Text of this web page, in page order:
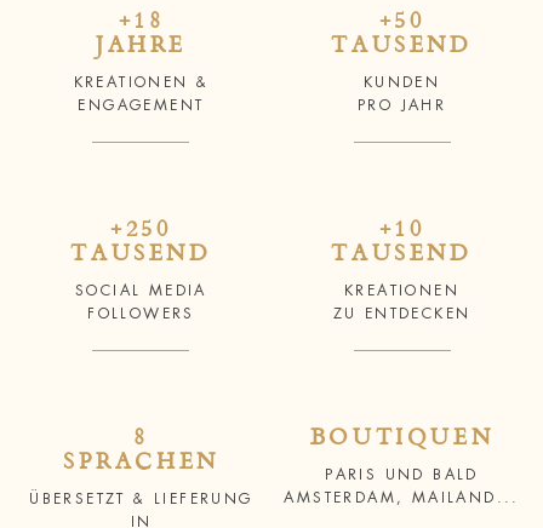
+18
JAHRE
KREATIONEN &
ENGAGEMENT
+50
TAUSEND
KUNDEN
PRO JAHR
+250
TAUSEND
SOCIAL MEDIA
FOLLOWERS
+10
TAUSEND
KREATIONEN
ZU ENTDECKEN
8
SPRACHEN
ÜBERSETZT & LIEFERUNG
IN
BOUTIQUEN
PARIS UND BALD
AMSTERDAM, MAILAND...